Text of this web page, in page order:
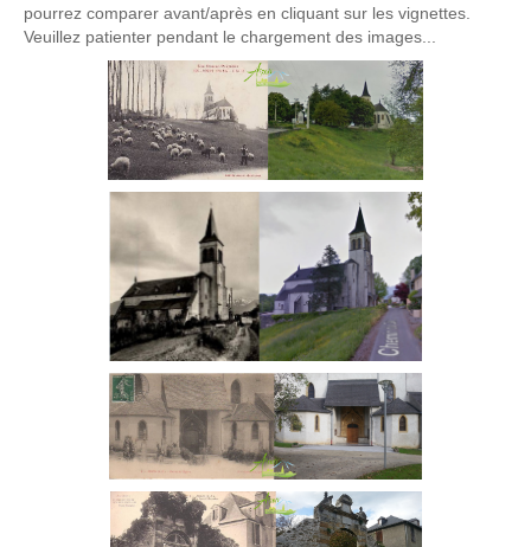
pourrez comparer avant/après en cliquant sur les vignettes.
Veuillez patienter pendant le chargement des images...